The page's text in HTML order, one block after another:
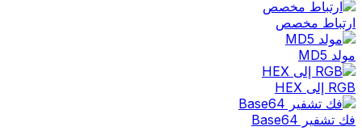
ارتباط مخصص
مولد MD5
RGB إلى HEX
فك تشفير Base64